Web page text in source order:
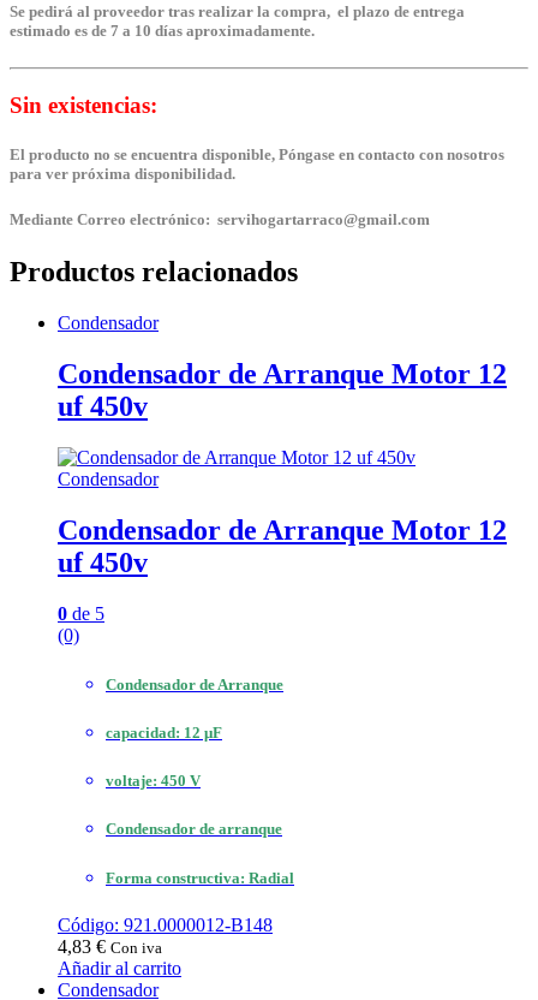
Se pedirá al proveedor tras realizar la compra, el plazo de entrega
estimado es de 7 a 10 días aproximadamente.
Sin existencias:
El producto no se encuentra disponible, Póngase en contacto con nosotros
para ver próxima disponibilidad.
Mediante Correo electrónico: servihogartarraco@gmail.com
Productos relacionados
Condensador
Condensador de Arranque Motor 12
uf 450v
Condensador
Condensador de Arranque Motor 12
uf 450v
0 de 5
(0)
Condensador de Arranque
capacidad: 12 μF
voltaje: 450 V
Condensador de arranque
Forma constructiva: Radial
Código: 921.0000012-B148
4,83 € Con iva
Añadir al carrito
Condensador